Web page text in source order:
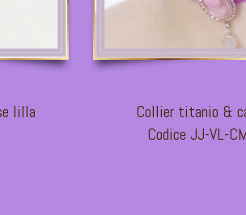
lilla
Collier titanio &
Codice JJ-VL-